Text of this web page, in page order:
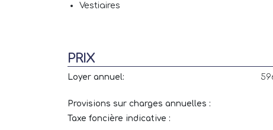
Vestiaires
PRIX
Loyer annuel:
Provisions sur charges annuelles :
Taxe foncière indicative :